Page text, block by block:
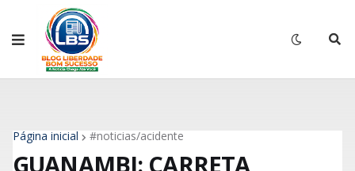
Página inicial #noticias/acidente
GUANAMBI: CARRETA